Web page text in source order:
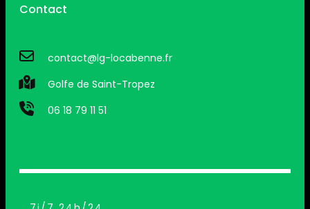
Contact
contact@lg-locabenne.fr
Golfe de Saint-Tropez
06 18 79 11 51